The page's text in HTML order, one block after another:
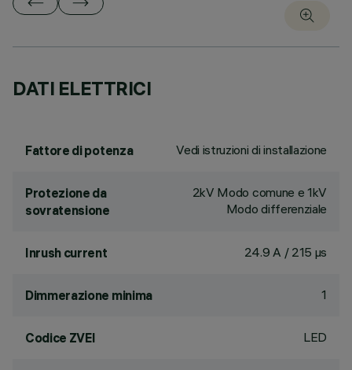
DATI ELETTRICI
Fattore di potenza Vedi istruzioni di installazione
Protezione da
sovratensione
2kV Modo comune e 1kV
Modo differenziale
Inrush current 24.9 A / 215 µs
Dimmerazione minima 1
Codice ZVEI LED